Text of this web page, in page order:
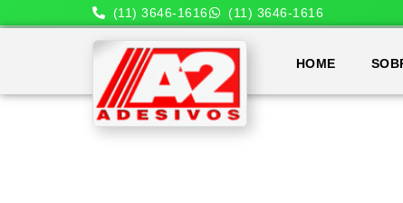
(11) 3646-1616 (11) 3646-1616
HOME